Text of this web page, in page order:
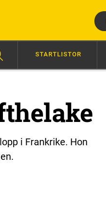
KOM LÖS EFTER SEGERN
STARTLISTOR
i Frankrike. Hon